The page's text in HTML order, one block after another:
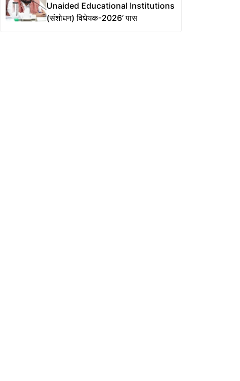
Unaided Educational Institutions
(संशोधन) विधेयक-2026’ पास